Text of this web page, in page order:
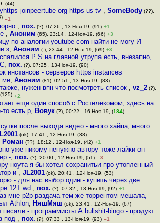
(44)
joinpeertube org https us tv , SomeBody(??),
–1
, пох. (?), 07:26 , 13-Ноя-19, (91) +1
, Аноним (65), 23:14 , 12-Ноя-19, (66) +3
по аналогии youtube com найти не могу И
з, Аноним (-), 23:44 , 12-Ноя-19, (69) +3
P S на главной утрупа есть, внезапно,
, пох. (?), 07:25 , 13-Ноя-19, (90)
инстансов - серверов https instances
ме, Аноним (81), 02:51 , 13-Ноя-19, (83)
нужен впн что посмотреть список , vz_2(?),
+2
еще один способ с Ростелекомом, здесь на
то есть р, Вовук (?), 00:22 , 16-Ноя-19, (184)
после выхода видео - много хайпа, много
(ok), 17:41 , 12-Ноя-19, (38)
Роман (??), 18:12 , 12-Ноя-19, (42) +1
уже никому ненужно автору тоже лайки он
-, пох. (?), 20:00 , 12-Ноя-19, (51) –3
ноута я бы хотел сохранитьи про утопленный
и , JL2001(ok), 20:41 , 12-Ноя-19, (53)
- для нас выбор один - купить через две
12T wd , пох. (?), 07:32 , 13-Ноя-19, (92) +1
мне p2p раздача тем же торрентом мешала,
Athlon, НяшМяш (ok), 23:41 , 12-Ноя-19, (67)
писали - программисты А bullshit-bingo - продукт
под , пох. (?), 07:33 , 13-Ноя-19, (93) –1